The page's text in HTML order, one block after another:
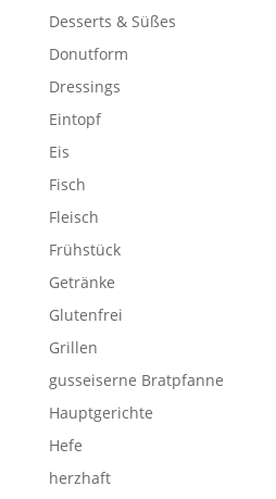
Desserts & Süßes
Donutform
Dressings
Eintopf
Eis
Fisch
Fleisch
Frühstück
Getränke
Glutenfrei
Grillen
gusseiserne Bratpfanne
Hauptgerichte
Hefe
herzhaft